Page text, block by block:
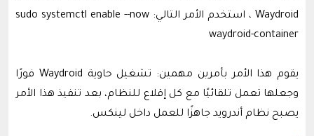
Waydroid ، استخدم الأمر التالي: sudo systemctl enable --now
waydroid-container
يقوم هذا الأمر بأمرين مهمين: تشغيل حاوية Waydroid فورًا
وجعلها تعمل تلقائيًا مع كل إقلاع للنظام، بعد تنفيذ هذا الأمر
يصبح نظام أندرويد جاهزًا للعمل داخل لينكس.